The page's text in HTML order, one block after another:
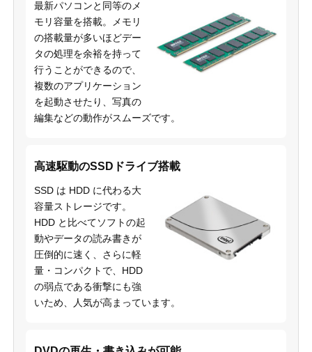
最新パソコンと同等のメ
モリ容量を搭載。メモリ
の搭載量が多いほどデー
タの処理を余裕を持って
行うことができるので、
複数のアプリケーション
を起動させたり、写真の
編集などの動作がスムーズです。
高速駆動のSSDドライブ搭載
SSD は HDD に代わる大
容量ストレージです。
HDD と比べてソフトの起
動やデータの読み書きが
圧倒的に速く、さらに軽
量・コンパクトで、HDD
の弱点である衝撃にも強
いため、人気が高まっています。